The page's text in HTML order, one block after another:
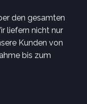
den gesamten
liefern nicht nur
Kunden von
bis zum